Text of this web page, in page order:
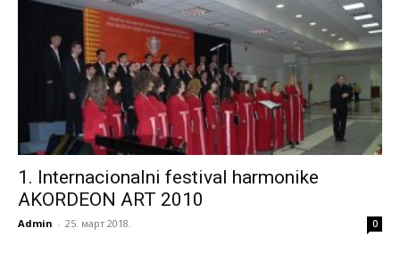
1. Internacionalni festival harmonike
AKORDEON ART 2010
Admin - 25. март 2018. 0